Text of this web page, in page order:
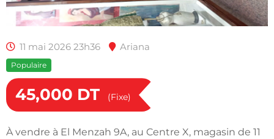
11 mai 2026 23h36 Ariana
Populaire
45,000 DT (Fixe)
À vendre à El Menzah 9A, au Centre X, magasin de 11